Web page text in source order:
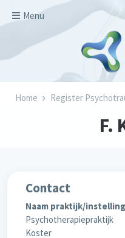
Menu
Kruimelpad
Home Register
F.
Contact
Naam praktijk/instelling
Psychotherapiepraktijk
Koster